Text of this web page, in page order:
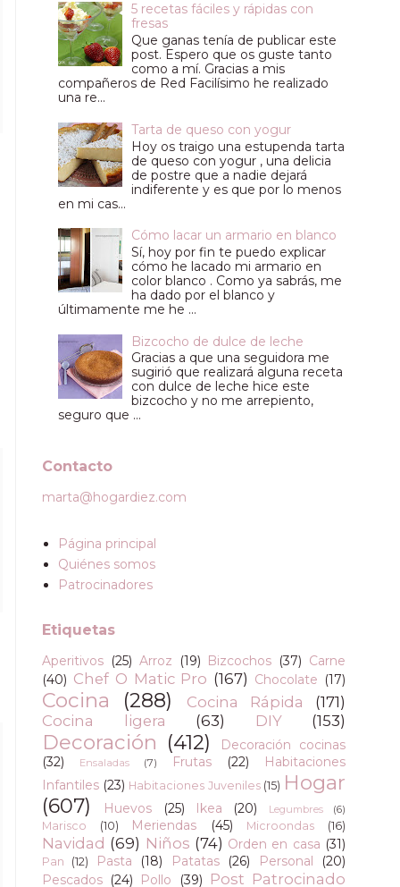
5 recetas fáciles y rápidas con
fresas
Que ganas tenía de publicar este
post. Espero que os guste tanto
como a mí. Gracias a mis
compañeros de Red Facilísimo he realizado
una re...
Tarta de queso con yogur
Hoy os traigo una estupenda tarta
de queso con yogur , una delicia
de postre que a nadie dejará
indiferente y es que por lo menos
en mi cas...
Cómo lacar un armario en blanco
Sí, hoy por fin te puedo explicar
cómo he lacado mi armario en
color blanco . Como ya sabrás, me
ha dado por el blanco y
últimamente me he ...
Bizcocho de dulce de leche
Gracias a que una seguidora me
sugirió que realizará alguna receta
con dulce de leche hice este
bizcocho y no me arrepiento,
seguro que ...
Contacto
marta@hogardiez.com
Página principal
Quiénes somos
Patrocinadores
Etiquetas
Aperitivos (25) Arroz (19) Bizcochos (37) Carne
(40) Chef O Matic Pro (167) Chocolate (17)
Cocina (288) Cocina Rápida
(171)
Cocina ligera
(63) DIY (153)
Decoración (412)
Decoración cocinas
(32)
Ensaladas (7) Frutas (22)
Habitaciones
Infantiles (23) Habitaciones Juveniles (15) Hogar
(607)
Huevos (25) Ikea (20) Legumbres (6)
Marisco (10) Meriendas (45) Microondas (16)
Navidad (69) Niños (74) Orden en casa (31)
Pan (12) Pasta (18) Patatas (26) Personal
(20)
Pescados (24) Pollo (39) Post Patrocinado